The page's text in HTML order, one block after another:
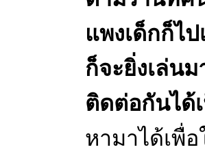
แพงเด็กก็ไ
ก็จะยิ่งเล่น
ติดต่อกันได้
หามาได้เพื่